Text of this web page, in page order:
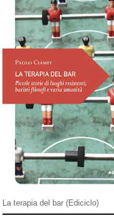
La terapia del bar (Ediciclo)